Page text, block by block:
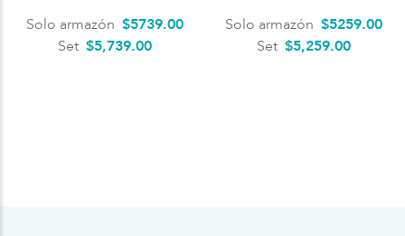
Solo armazón $5739.00
Set $5,739.00
Solo armazón $5259.00
Set $5,259.00